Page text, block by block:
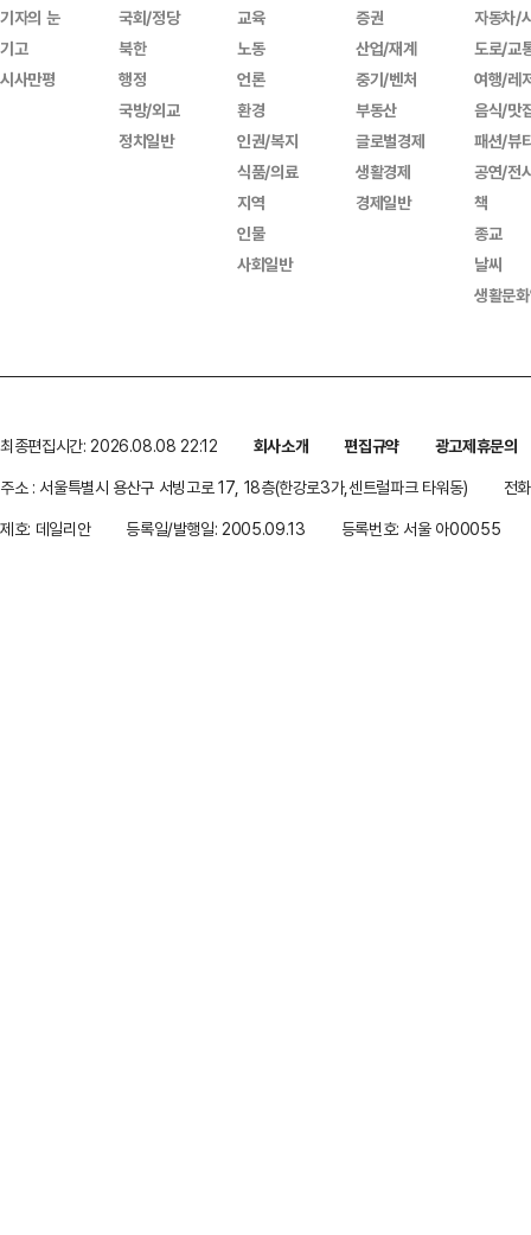
기자의 눈
기고
시사만평
국회/정당
북한
행정
국방/외교
정치일반
교육
노동
언론
환경
인권/복지
식품/의료
지역
인물
사회일반
증권
산업/재계
중기/벤처
부동산
글로벌경제
생활경제
경제일반
자동차/
도로/교
여행/레
음식/맛
패션/뷰
공연/전
책
종교
날씨
생활문
최종편집시간: 2026.08.08 22:12 회사소개 편집규약
광고제휴문의
주소 : 서울특별시 용산구 서빙고로 17, 18층(한강로3가,센트럴파크 타워동)
전
제호: 데일리안
등록일/발행일: 2005.09.13 등록번호: 서울 아00055